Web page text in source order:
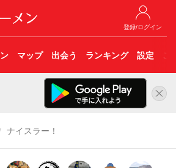
登録/ログイン
マップ 出会う ランキング 設定 こ
ナイスラー！